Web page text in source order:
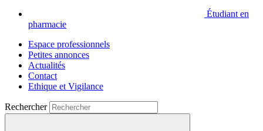
Étudiant en
pharmacie
Espace professionnels
Petites annonces
Actualités
Contact
Ethique et Vigilance
Rechercher